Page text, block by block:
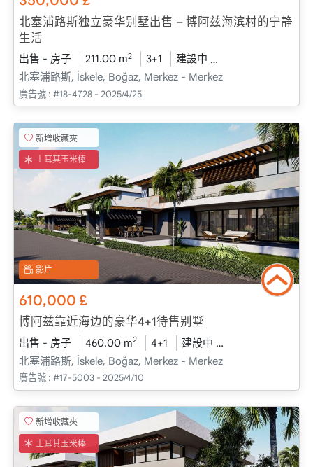
北塞浦路斯独立豪华别墅出售 – 博阿兹海滨村的宁静
生活
出售 - 房子 211.00 m2 3+1 建設中
北塞浦路斯, İskele, Boğaz, Merkez - Merkez
廣告號 : #18-4728 - 2025/4/25
新增收藏夾
土耳其玉米棒
影片
610,000£
博阿兹靠近海边的豪华4+1待售别墅
出售 - 房子 460.00 m2 4+1 建設中
北塞浦路斯, İskele, Boğaz, Merkez - Merkez
廣告號 : #17-5003 - 2025/4/10
新增收藏夾
土耳其玉米棒